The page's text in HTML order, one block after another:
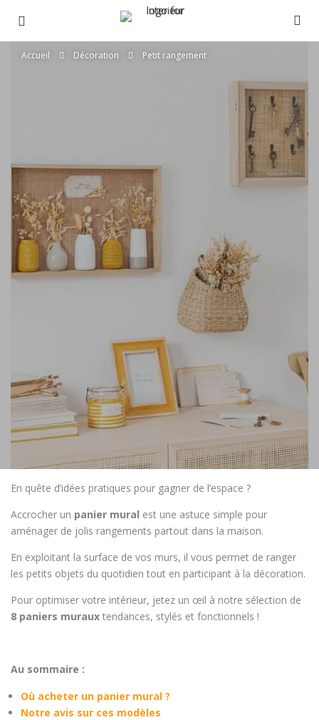
Accueil Décoration Petit rangement
En quête d’idées pratiques pour gagner de l’espace ?
Accrocher un panier mural est une astuce simple pour
aménager de jolis rangements partout dans la maison.
En exploitant la surface de vos murs, il vous permet de ranger
les petits objets du quotidien tout en participant à la décoration.
Pour optimiser votre intérieur, jetez un œil à notre sélection de
8 paniers muraux tendances, stylés et fonctionnels !
Au sommaire :
Où acheter un panier mural ?
Notre avis sur ces modèles